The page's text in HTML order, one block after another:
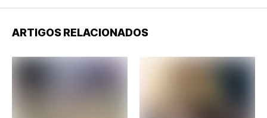
ARTIGOS RELACIONADOS